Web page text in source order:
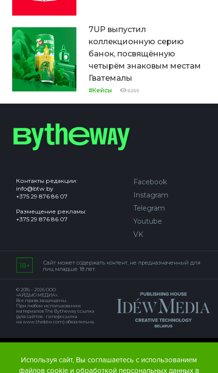
7UP выпустил
коллекционную серию
банок, посвящённую
четырём знаковым местам
Гватемалы
#Кейсы 6265
Контакты редакции:
info@btw.by
+375 29 876 86 07
Размещение рекламы:
+375 29 876 86 07
Facebook
Instagram
Telegram
Youtube
VK
Сайт может содержать контент, не предназначенный для
лиц младше 18 лет.
© 2016 – 2026 ООО
«АЙДЬЮ МЕДИА».
Все права защищены.
При любом использовании
материалов The Bytheway ссылка
(для сайтов - гиперссылка
на www.thebtw.com) обязательна.
Используя сайт, Вы соглашаетесь с использованием
файлов cookie и обработкой персональных данных в